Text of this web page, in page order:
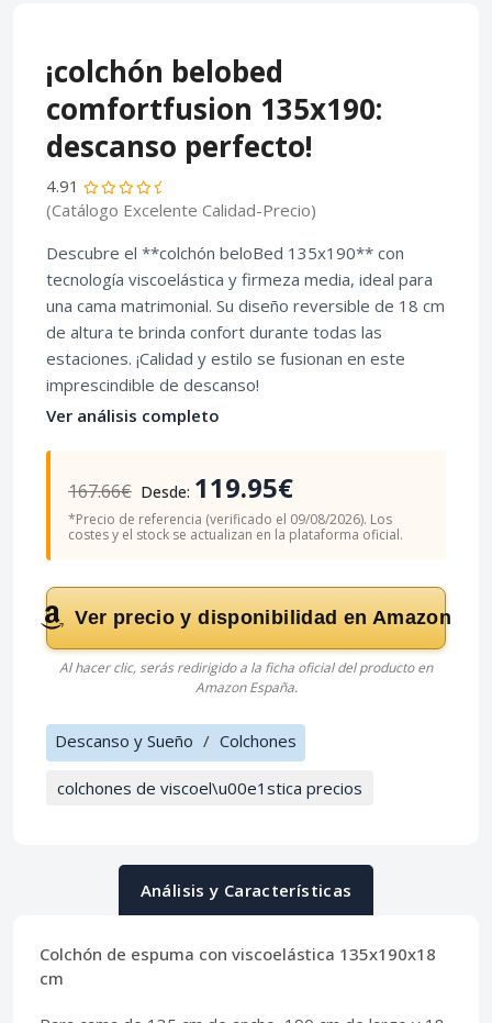
¡colchón belobed
comfortfusion 135x190:
descanso perfecto!
4.91
(Catálogo Excelente Calidad-Precio)
Descubre el **colchón beloBed 135x190** con
tecnología viscoelástica y firmeza media, ideal para
una cama matrimonial. Su diseño reversible de 18 cm
de altura te brinda confort durante todas las
estaciones. ¡Calidad y estilo se fusionan en este
imprescindible de descanso!
Ver análisis completo
167.66€ Desde: 119.95€
*Precio de referencia (verificado el 09/08/2026). Los
costes y el stock se actualizan en la plataforma oficial.
Ver precio y disponibilidad en Amazon
Al hacer clic, serás redirigido a la ficha oficial del producto en
Amazon España.
Descanso y Sueño / Colchones
colchones de viscoel\u00e1stica precios
Análisis y Características
Colchón de espuma con viscoelástica 135x190x18
cm